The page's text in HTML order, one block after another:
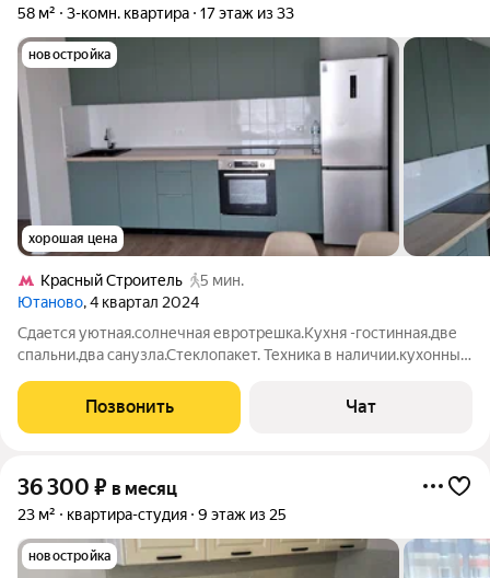
58 м² 3-комн. квартира 17 этаж из 33
новостройка
хорошая цена
Кpacный Строитель
5 мин.
Ютаново, 4 квартал 2024
Сдается уютная.солнечная евротрешка.Кухня -гостинная.две
спальни.два санузла.Стеклопакет. Техника в наличии.кухонный
нет. 17/33 эт дома. На длительный срок.предпочтение
семье(без животных) До
Позвонить Чат
36 300 ₽ в месяц
23 м² квартира-студия 9 этаж из 25
новостройка